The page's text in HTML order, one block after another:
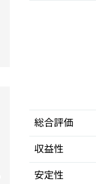
総合評価
収益性
安定性